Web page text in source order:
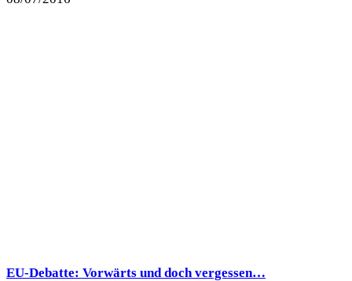
EU-Debatte: Vorwärts und doch vergessen…